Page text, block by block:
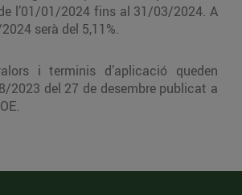
l’01/01/2024 fins al 31/03/2024. A
serà del 5,11%.
i terminis d’aplicació queden
2023 del 27 de desembre publicat a